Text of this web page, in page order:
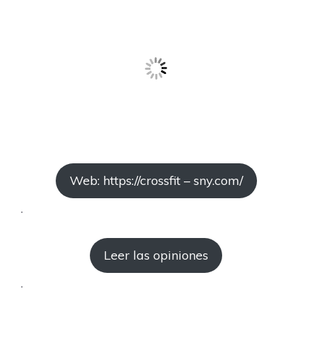
Web: https://crossfit – sny.com/
.
Leer las opiniones
.